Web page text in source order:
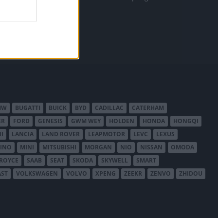
BUGATTI BUICK BYD CADILLAC
CATERHAM
FORD GENESIS GWM WEY HOLDEN HONDA
HONGQI
LANCIA LAND ROVER LEAPMOTOR LEVC
LEXUS
MINI MITSUBISHI MORGAN NIO NISSAN
OMODA
SAAB SEAT SKODA SKYWELL
SMART
VOLKSWAGEN VOLVO XPENG ZEEKR ZENVO ZHIDOU